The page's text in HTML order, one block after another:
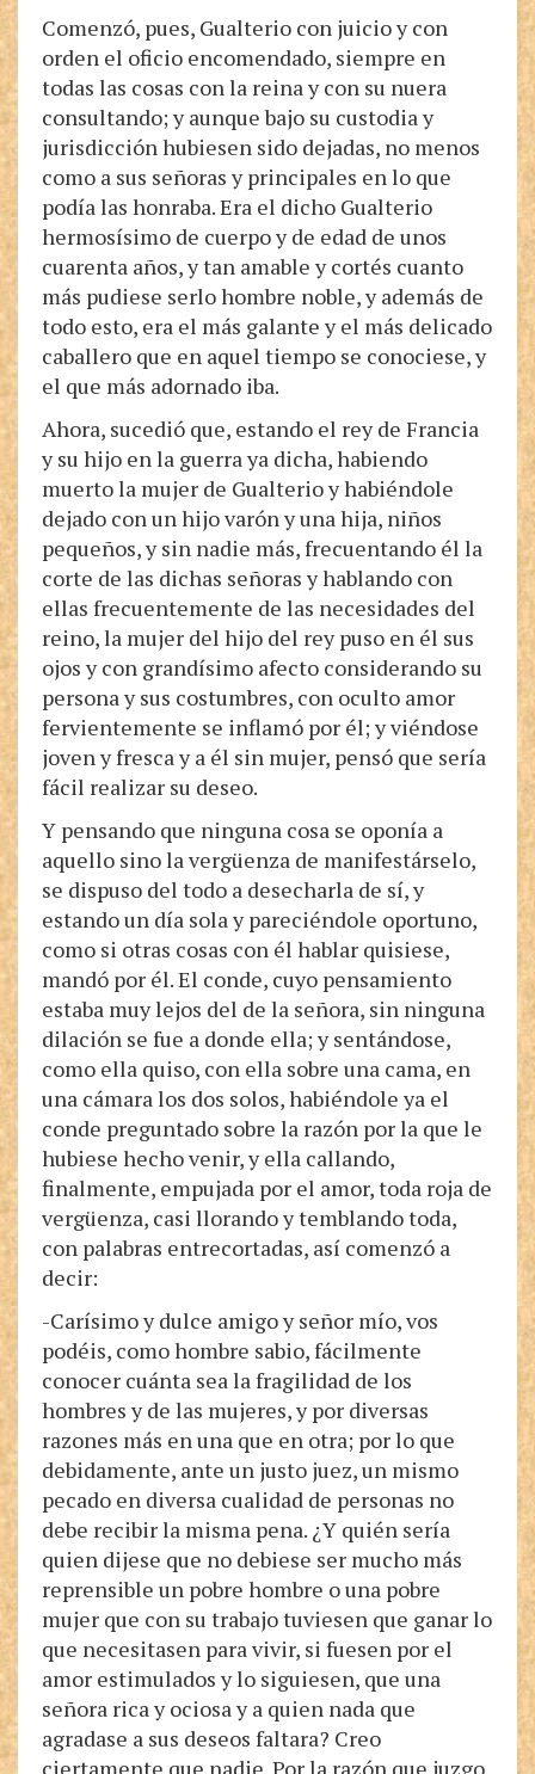
Comenzó, pues, Gualterio con juicio y con
orden el oficio encomendado, siempre en
todas las cosas con la reina y con su nuera
consultando; y aunque bajo su custodia y
jurisdicción hubiesen sido dejadas, no menos
como a sus señoras y principales en lo que
podía las honraba. Era el dicho Gualterio
hermosísimo de cuerpo y de edad de unos
cuarenta años, y tan amable y cortés cuanto
más pudiese serlo hombre noble, y además de
todo esto, era el más galante y el más delicado
caballero que en aquel tiempo se conociese, y
el que más adornado iba.
Ahora, sucedió que, estando el rey de Francia
y su hijo en la guerra ya dicha, habiendo
muerto la mujer de Gualterio y habiéndole
dejado con un hijo varón y una hija, niños
pequeños, y sin nadie más, frecuentando él la
corte de las dichas señoras y hablando con
ellas frecuentemente de las necesidades del
reino, la mujer del hijo del rey puso en él sus
ojos y con grandísimo afecto considerando su
persona y sus costumbres, con oculto amor
fervientemente se inflamó por él; y viéndose
joven y fresca y a él sin mujer, pensó que sería
fácil realizar su deseo.
Y pensando que ninguna cosa se oponía a
aquello sino la vergüenza de manifestárselo,
se dispuso del todo a desecharla de sí, y
estando un día sola y pareciéndole oportuno,
como si otras cosas con él hablar quisiese,
mandó por él. El conde, cuyo pensamiento
estaba muy lejos del de la señora, sin ninguna
dilación se fue a donde ella; y sentándose,
como ella quiso, con ella sobre una cama, en
una cámara los dos solos, habiéndole ya el
conde preguntado sobre la razón por la que le
hubiese hecho venir, y ella callando,
finalmente, empujada por el amor, toda roja de
vergüenza, casi llorando y temblando toda,
con palabras entrecortadas, así comenzó a
decir:
-Carísimo y dulce amigo y señor mío, vos
podéis, como hombre sabio, fácilmente
conocer cuánta sea la fragilidad de los
hombres y de las mujeres, y por diversas
razones más en una que en otra; por lo que
debidamente, ante un justo juez, un mismo
pecado en diversa cualidad de personas no
debe recibir la misma pena. ¿Y quién sería
quien dijese que no debiese ser mucho más
reprensible un pobre hombre o una pobre
mujer que con su trabajo tuviesen que ganar lo
que necesitasen para vivir, si fuesen por el
amor estimulados y lo siguiesen, que una
señora rica y ociosa y a quien nada que
agradase a sus deseos faltara? Creo
ciertamente que nadie. Por la razón que juzgo